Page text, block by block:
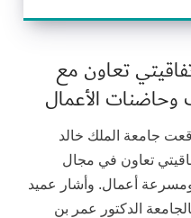
تعاون مع
وحاضنات الأعمال
تحالف – 03 نوفمبر 2020 وقعت جامعة الملك خالد
تعاون في مجال
ومسرعة أعمال. وأشار عميد
الدكتور عمر بن